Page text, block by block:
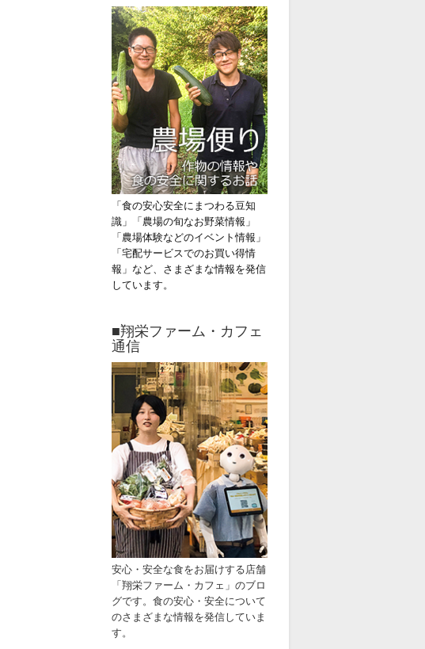
「食の安心安全にまつわる豆知
識」「農場の旬なお野菜情報」
「農場体験などのイベント情報」
「宅配サービスでのお買い得情
報」など、さまざまな情報を発信
しています。
■翔栄ファーム・カフェ
通信
安心・安全な食をお届けする店舗
「翔栄ファーム・カフェ」 のブロ
グです。 食の安心・安全について
のさまざまな情報を発信していま
す。